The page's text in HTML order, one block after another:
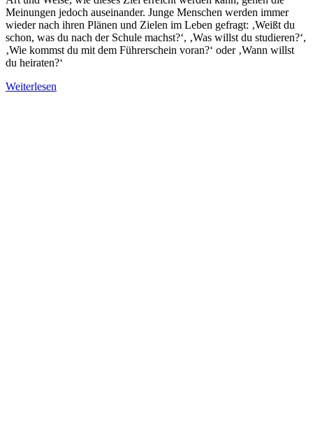
Meinungen jedoch auseinander. Junge Menschen werden immer
wieder nach ihren Plänen und Zielen im Leben gefragt: ‚Weißt du
schon, was du nach der Schule machst?‘, ‚Was willst du studieren?‘,
‚Wie kommst du mit dem Führerschein voran?‘ oder ‚Wann willst
du heiraten?‘
Weiterlesen